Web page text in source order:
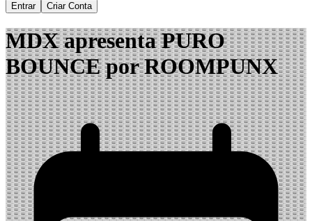
Entrar Criar Conta
MDX apresenta PURO
BOUNCE por ROOMPUNX